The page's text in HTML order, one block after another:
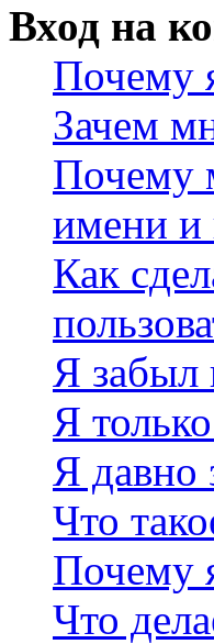
Вход на
Почему
Зачем
Почему
имени и
Как
Я забыл
Я
Я давно
Что
Почему
Что